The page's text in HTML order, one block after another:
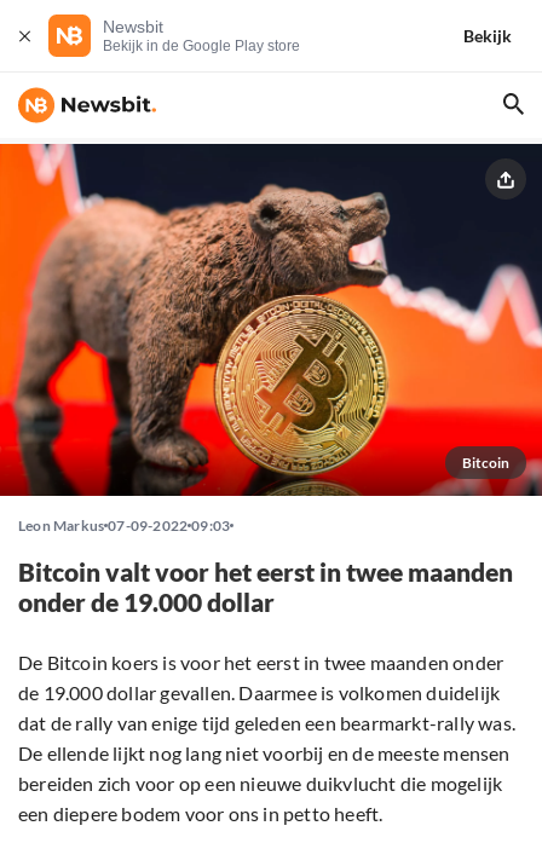
Newsbit
Bekijk in de Google Play store
Bekijk
Bitcoin
Leon Markus 07-09-2022 09:03
Bitcoin valt voor het eerst in twee maanden
onder de 19.000 dollar
De Bitcoin koers is voor het eerst in twee maanden onder
de 19.000 dollar gevallen. Daarmee is volkomen duidelijk
dat de rally van enige tijd geleden een bearmarkt-rally was.
De ellende lijkt nog lang niet voorbij en de meeste mensen
bereiden zich voor op een nieuwe duikvlucht die mogelijk
een diepere bodem voor ons in petto heeft.